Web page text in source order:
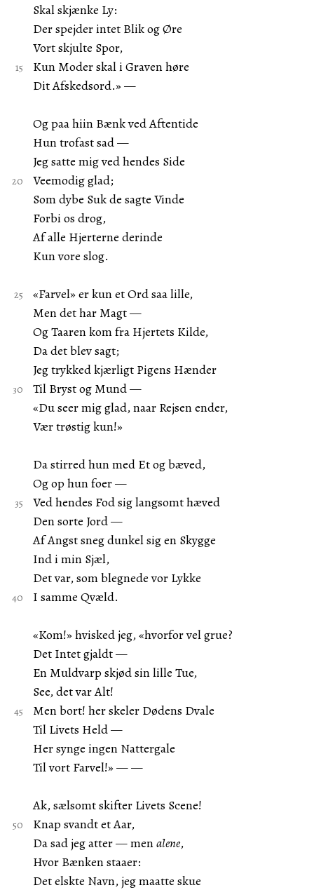
Skal skjænke Ly:
Der spejder intet Blik og Øre
Vort skjulte Spor,
Kun Moder skal i Graven høre
Dit Afskedsord.» —
Og paa hiin Bænk ved Aftentide
Hun trofast sad —
Jeg satte mig ved hendes Side
Veemodig glad;
Som dybe Suk de sagte Vinde
Forbi os drog,
Af alle Hjerterne derinde
Kun vore slog.
«Farvel» er kun et Ord saa lille,
Men det har Magt —
Og Taaren kom fra Hjertets Kilde,
Da det blev sagt;
Jeg trykked kjærligt Pigens Hænder
Til Bryst og Mund —
«Du seer mig glad, naar Rejsen ender,
Vær trøstig kun!»
Da stirred hun med Et og bæved,
Og op hun foer —
Ved hendes Fod sig langsomt hæved
Den sorte Jord —
Af Angst sneg dunkel sig en Skygge
Ind i min Sjæl,
Det var, som blegnede vor Lykke
I samme Qvæld.
«Kom!» hvisked jeg, «hvorfor vel grue?
Det Intet gjaldt —
En Muldvarp skjød sin lille Tue,
See, det var Alt!
Men bort! her skeler Dødens Dvale
Til Livets Held —
Her synge ingen Nattergale
Til vort Farvel!» — —
Ak, sælsomt skifter Livets Scene!
Knap svandt et Aar,
Da sad jeg atter — menalene,
Hvor Bænken staaer:
Det elskte Navn, jeg maatte skue